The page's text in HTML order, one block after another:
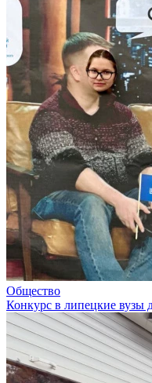
Общество
Конкурс в липецкие вузы